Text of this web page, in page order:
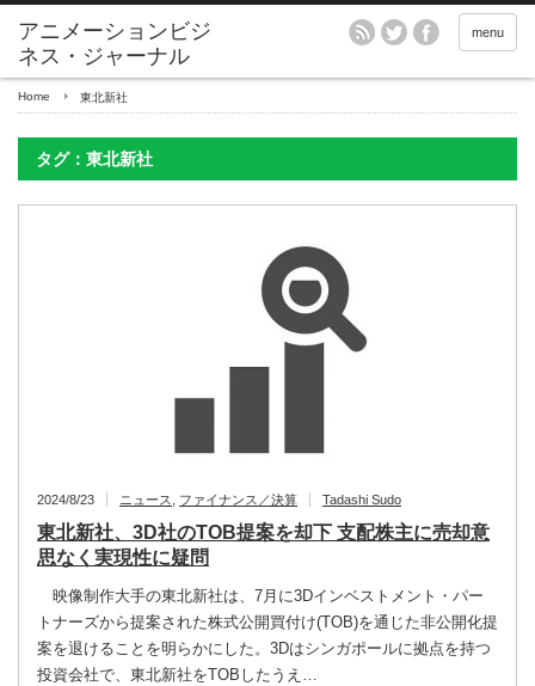
アニメーションビジ
ネス・ジャーナル
menu
Home 東北新社
タグ：東北新社
2024/8/23 ニュース ファイナンス／決算 Tadashi Sudo
東北新社、3D社のTOB提案を却下 支配株主に売却意
思なく実現性に疑問
映像制作大手の東北新社は、7月に3Dインベストメント・パー
トナーズから提案された株式公開買付け(TOB)を通じた非公開化提
案を退けることを明らかにした。3Dはシンガポールに拠点を持つ
投資会社で、東北新社をTOBしたうえ…